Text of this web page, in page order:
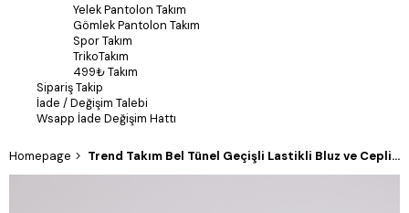
Yelek Pantolon Takım
Gömlek Pantolon Takım
Spor Takım
TrikoTakım
499₺ Takım
Sipariş Takip
İade / Değişim Talebi
Wsapp İade Değişim Hattı
Homepage Trend Takım Bel Tünel Geçişli Lastikli Bluz ve Cepli Pantolon 1196